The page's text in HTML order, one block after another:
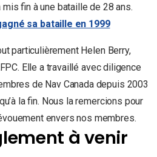
fin à une bataille de 28 ans.
sa bataille en 1999
particulièrement Helen Berry,
Elle a travaillé avec diligence
de Nav Canada depuis 2003
la fin. Nous la remercions pour
envers nos membres.
à venir